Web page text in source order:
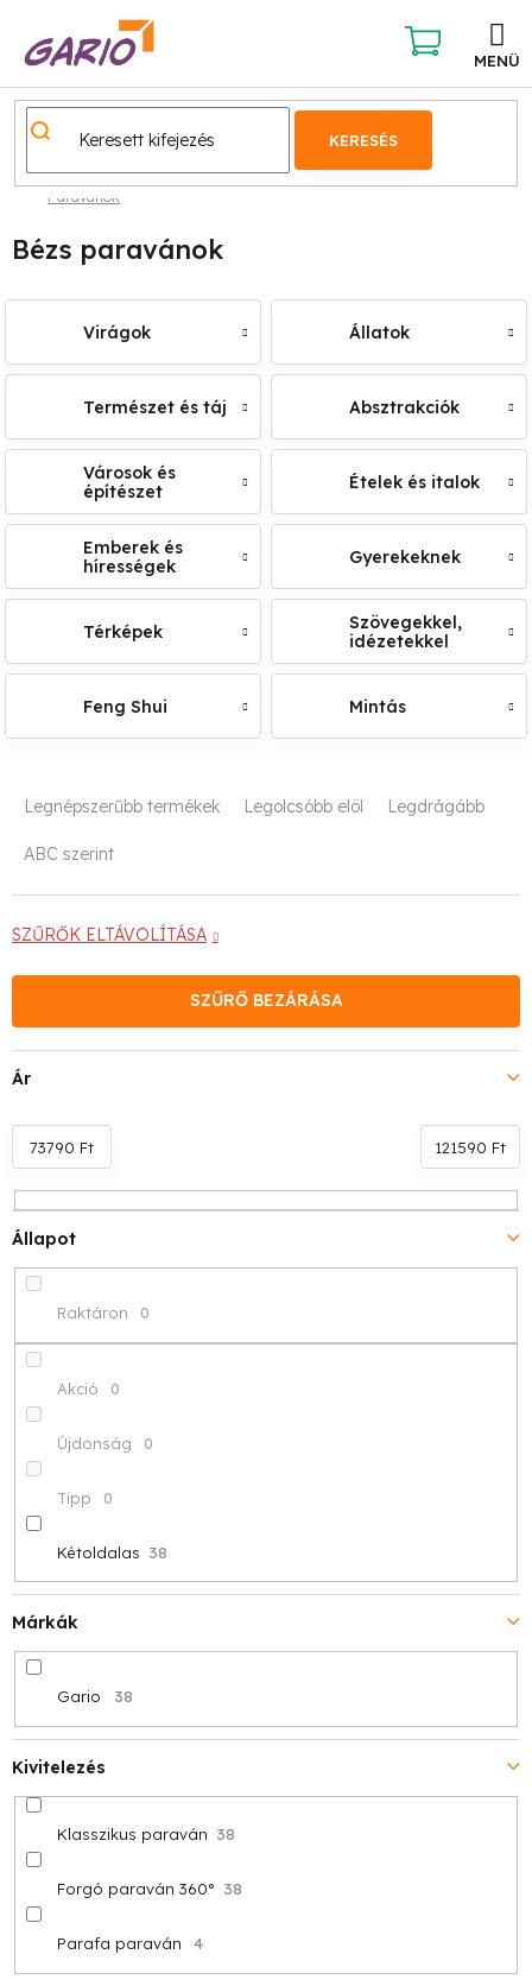
KERESÉS
KOSÁR
Paravánok
Bézs paravánok
Virágok Állatok
Természet és táj Absztrakciók
Városok és
építészet
Ételek és italok
Emberek és
hírességek
Gyerekeknek
Térképek
Szövegekkel,
idézetekkel
Feng Shui Mintás
T
m
é
k
e
r
e
n
d
e
s
e
Legnépszerűbb termékek Legolcsóbb elöl Legdrágább
ABC szerint
SZŰRŐK ELTÁVOLÍTÁSA
SZŰRŐ BEZÁRÁSA
Ár
73790 Ft 121590 Ft
Állapot
Raktáron 0
Akció 0
Újdonság 0
Tipp 0
Kétoldalas 38
Márkák
Gario 38
Kivitelezés
Klasszikus paraván 38
Forgó paraván 360° 38
Parafa paraván 4